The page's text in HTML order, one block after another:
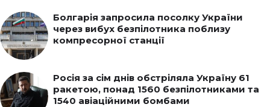
Болгарія запросила посолку України
через вибух безпілотника поблизу
компресорної станції
Росія за сім днів обстріляла Україну 61
ракетою, понад 1560 безпілотниками та
1540 авіаційними бомбами